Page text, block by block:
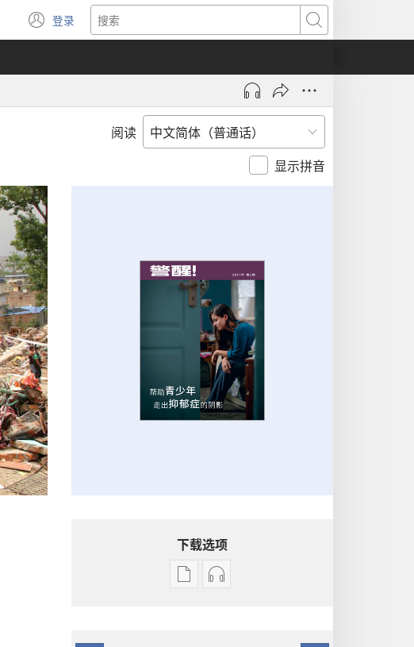
登录
（打
开
窗
搜
索
阅读
显示拼音
下载选项
出
音